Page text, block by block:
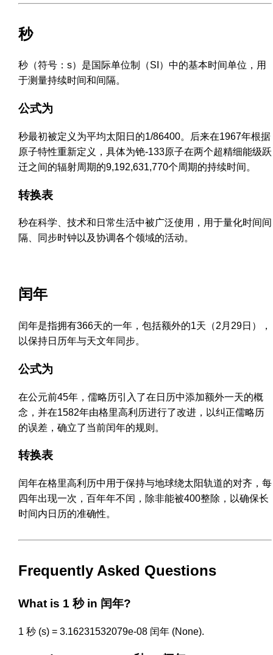
秒
秒（符号：s）是国际单位制（SI）中的基本时间单位，用
于测量持续时间和间隔。
公式为
秒最初被定义为平均太阳日的1/86400。后来在1967年根据
原子特性重新定义，具体为铯-133原子在两个超精细能级跃
迁之间的辐射周期的9,192,631,770个周期的持续时间。
转换表
秒在科学、技术和日常生活中被广泛使用，用于量化时间间
隔、同步时钟以及协调各个领域的活动。
闰年
闰年是指拥有366天的一年，包括额外的1天（2月29日），
以保持日历年与天文年同步。
公式为
在公元前45年，儒略历引入了在日历中添加额外一天的概
念，并在1582年由格里高利历进行了改进，以纠正儒略历
的误差，确立了当前闰年的规则。
转换表
闰年在格里高利历中用于保持与地球绕太阳轨道的对齐，每
四年出现一次，百年年不闰，除非能被400整除，以确保长
时间内日历的准确性。
Frequently Asked Questions
What is 1 秒 in 闰年?
1 秒 (s) = 3.16231532079e-08 闰年 (None).